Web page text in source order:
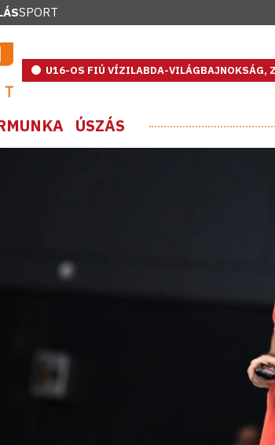
SPORT
U16-OS FIÚ VÍZILABDA-VILÁGBAJNOKSÁG,
ÚSZÁS